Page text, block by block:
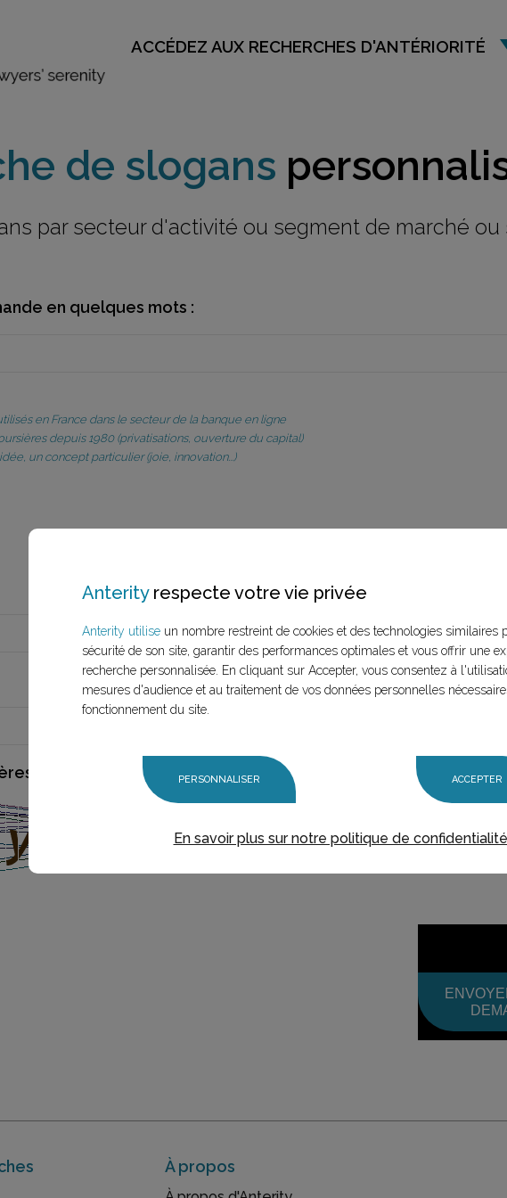
ACCÉDEZ AUX RECHERCHES D'ANTÉRIORITÉ
de slogans
par secteur d'activité ou segment de marché ou
en quelques mots :
en France dans le secteur de la banque en ligne
depuis 1980 (privatisations, ouverture du capital)
un concept particulier (joie, innovation...)
Prénom :
Société / Institution / École :
ci-dessous :
À propos
Anterityrespecte votre vie privée
Anterity utilise un nombre restreint de cookies et des technologies similaires
sécurité de son site, garantir des performances optimales et vous offrir une
recherche personnalisée. En cliquant sur Accepter, vous consentez à
mesures d'audience et au traitement de vos données personnelles
fonctionnement du site.
PERSONNALISER ACCEPTER
En savoir plus sur notre politique de confidentialité